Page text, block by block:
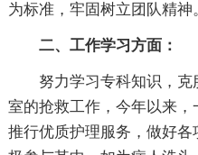
为标准，牢固树立团队精神
二、工作学习方面：
努力学习专科知识，克
室的抢救工作，今年以来
推行优质护理服务，做好